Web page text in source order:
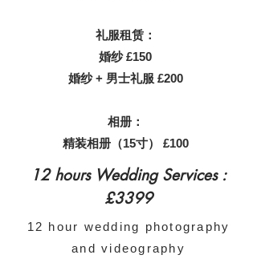
礼服租赁：
婚纱 £150
婚纱 + 男士礼服 £200
相册：
精装相册（15寸） £100
12 hours Wedding Services :
£3399
12 hour wedding photography
and videography